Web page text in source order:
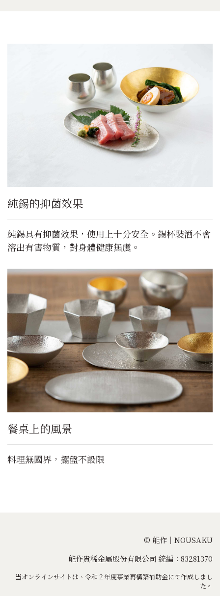
純錫的抑菌效果
純錫具有抑菌效果，使用上十分安全。錫杯裝酒不會
溶出有害物質，對身體健康無虞。
餐桌上的風景
料理無國界，擺盤不設限
© 能作｜NOUSAKU
能作貴稀金屬股份有限公司 統編：83281370
当オンラインサイトは、令和２年度事業再構築補助金にて作成しまし
た。